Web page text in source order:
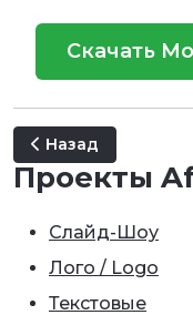
Скачать
Предыдущий:
Назад
Проекты
Слайд-Шоу
Лого / Logo
Текстовые